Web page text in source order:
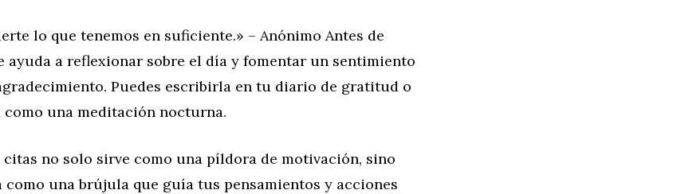
lo que tenemos en suficiente.» – Anónimo Antes de
ayuda a reflexionar sobre el día y fomentar un sentimiento
Puedes escribirla en tu diario de gratitud o
una meditación nocturna.
citas no solo sirve como una píldora de motivación, sino
como una brújula que guía tus pensamientos y acciones